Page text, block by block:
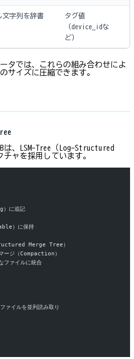
文字列を辞書
タグ値
（device_idな
ど）
タでは、これらの組み合わせによ
サイズに圧縮できます。
は、LSM-Tree（Log-Structured
ャを採用しています。
に追記
）に保持
Merge Tree）
ージ（Compaction）
ファイルに統合
ァイルを並列読み取り